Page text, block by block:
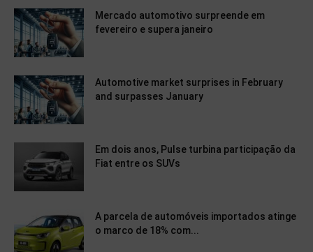
Mercado automotivo surpreende em
fevereiro e supera janeiro
Automotive market surprises in February
and surpasses January
Em dois anos, Pulse turbina participação da
Fiat entre os SUVs
A parcela de automóveis importados atinge
o marco de 18% com...